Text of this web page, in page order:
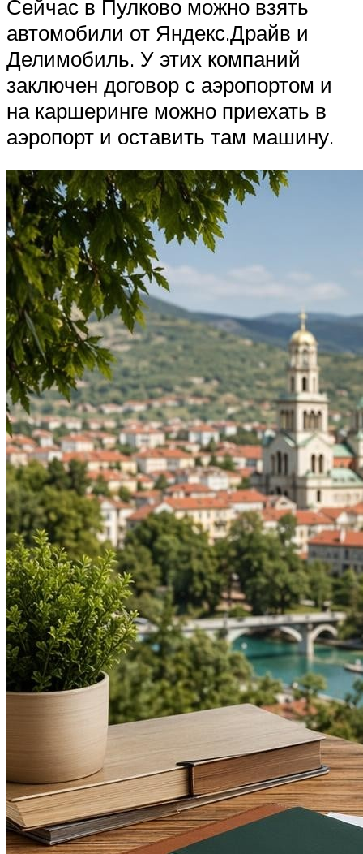
Сейчас в Пулково можно взять
автомобили от Яндекс.Драйв и
Делимобиль. У этих компаний
заключен договор с аэропортом и
на каршеринге можно приехать в
аэропорт и оставить там машину.